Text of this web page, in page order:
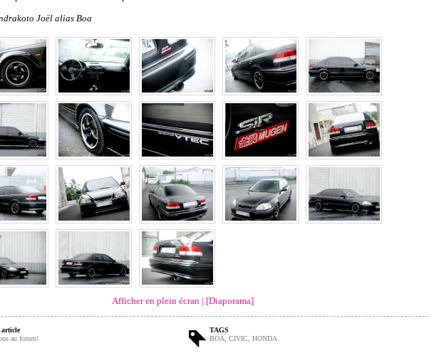
Joël alias Boa
Afficher en plein écran [Diaporama]
article
au forum!
TAGS
BOA
CIVIC HONDA